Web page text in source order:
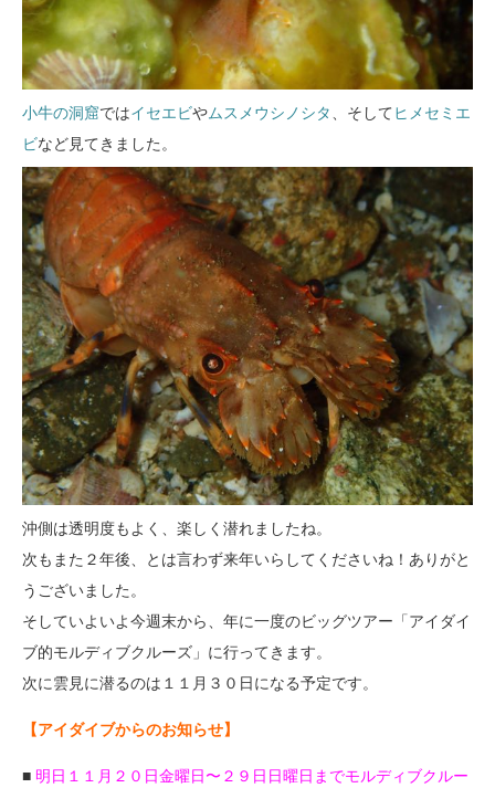
小牛の洞窟ではイセエビやムスメウシノシタ、そしてヒメセミエ
ビなど見てきました。
沖側は透明度もよく、楽しく潜れましたね。
次もまた２年後、とは言わず来年いらしてくださいね！ありがと
うございました。
そしていよいよ今週末から、年に一度のビッグツアー「アイダイ
ブ的モルディブクルーズ」に行ってきます。
次に雲見に潜るのは１１月３０日になる予定です。
【アイダイブからのお知らせ】
■ 明日１１月２０日金曜日〜２９日日曜日までモルディブクルー